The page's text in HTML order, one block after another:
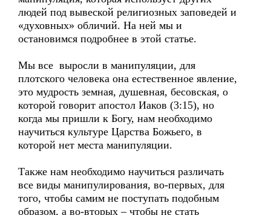
людей под вывеской религиозных заповедей и
«духовных» обличий. На ней мы и
остановимся подробнее в этой статье.
Мы все выросли в манипуляции, для
плотского человека она естественное явление,
это мудрость земная, душевная, бесовская, о
которой говорит апостол Иаков (3:15), но
когда мы пришли к Богу, нам необходимо
научиться культуре Царства Божьего, в
которой нет места манипуляции.
Также нам необходимо научиться различать
все виды манипулирования, во-первых, для
того, чтобы самим не поступать подобным
образом, а во-вторых – чтобы не стать